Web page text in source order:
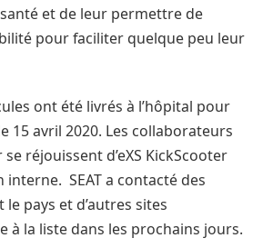
et de leur permettre de
pour faciliter quelque peu leur
ont été livrés à l’hôpital pour
15 avril 2020. Les collaborateurs
se réjouissent d’eXS KickScooter
interne. SEAT a contacté des
pays et d’autres sites
à la liste dans les prochains jours.